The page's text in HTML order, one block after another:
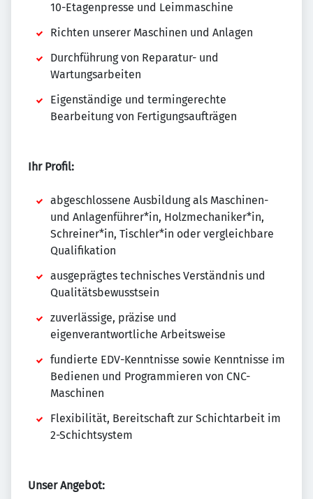
10-Etagenpresse und Leimmaschine
Richten unserer Maschinen und Anlagen
Durchführung von Reparatur- und
Wartungsarbeiten
Eigenständige und termingerechte
Bearbeitung von Fertigungsaufträgen
Ihr Profil:
abgeschlossene Ausbildung als Maschinen-
und Anlagenführer*in, Holzmechaniker*in,
Schreiner*in, Tischler*in oder vergleichbare
Qualifikation
ausgeprägtes technisches Verständnis und
Qualitätsbewusstsein
zuverlässige, präzise und
eigenverantwortliche Arbeitsweise
fundierte EDV-Kenntnisse sowie Kenntnisse im
Bedienen und Programmieren von CNC-
Maschinen
Flexibilität, Bereitschaft zur Schichtarbeit im
2-Schichtsystem
Unser Angebot: